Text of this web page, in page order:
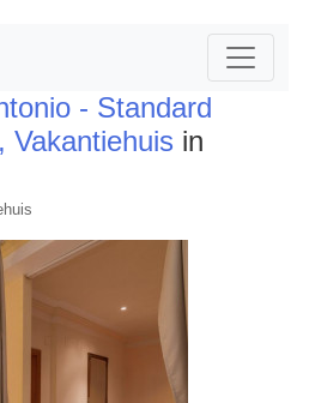
- Standard
Vakantiehuis in